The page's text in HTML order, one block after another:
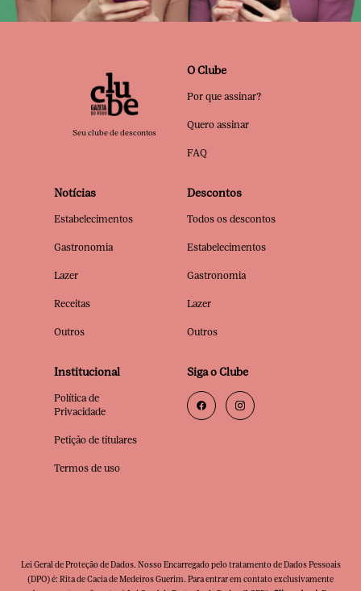
Seu clube de descontos
O Clube
Por que assinar?
Quero assinar
FAQ
Notícias
Estabelecimentos
Gastronomia
Lazer
Receitas
Outros
Descontos
Todos os descontos
Estabelecimentos
Gastronomia
Lazer
Outros
Institucional
Política de
Privacidade
Petição de titulares
Termos de uso
Siga o Clube
Lei Geral de Proteção de Dados. Nosso Encarregado pelo tratamento de Dados Pessoais
(DPO) é: Rita de Cacia de Medeiros Guerim. Para entrar em contato exclusivamente